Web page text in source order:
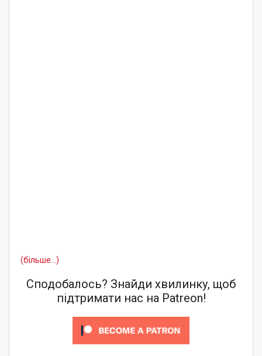
(більше…)
Сподобалось? Знайди хвилинку, щоб
підтримати нас на Patreon!